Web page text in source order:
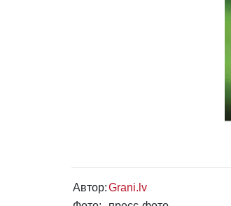
Автор:Grani.lv